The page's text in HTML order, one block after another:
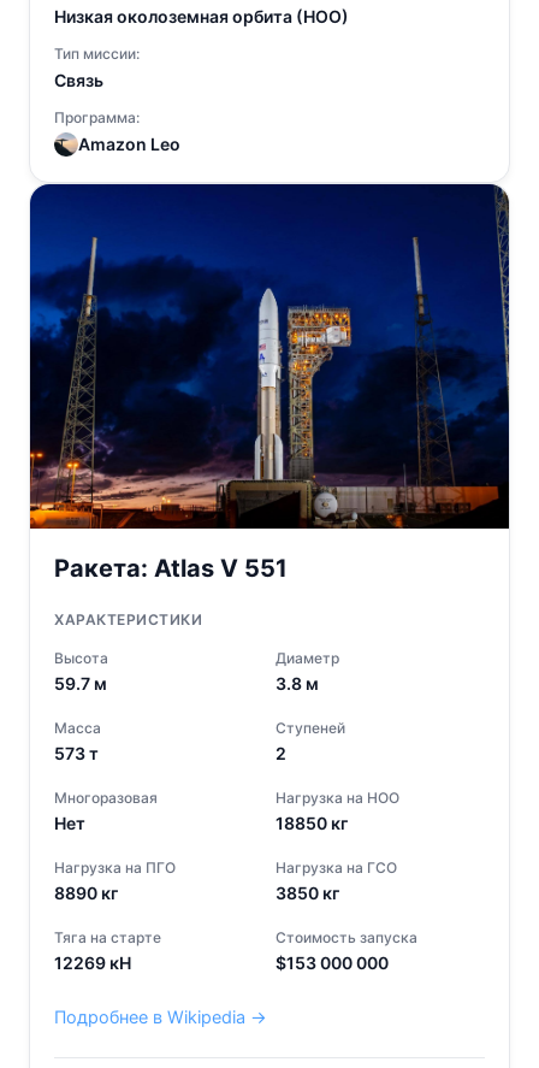
Низкая околоземная орбита (НОО)
Тип миссии:
Связь
Программа:
Amazon Leo
Ракета: Atlas V 551
ХАРАКТЕРИСТИКИ
Высота
59.7 м
Диаметр
3.8 м
Масса
573т
Ступеней
2
Многоразовая
Нет
Нагрузка на НОО
18850 кг
Нагрузка на ПГО
8890 кг
Нагрузка на ГСО
3850 кг
Тяга на старте
12269 кН
Стоимость запуска
$153 000 000
Подробнее в Wikipedia →